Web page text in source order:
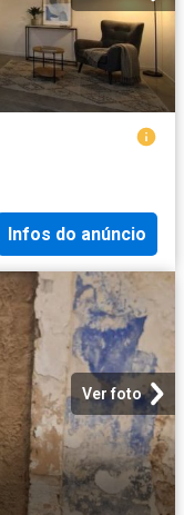
Infos do anúncio
Ver foto